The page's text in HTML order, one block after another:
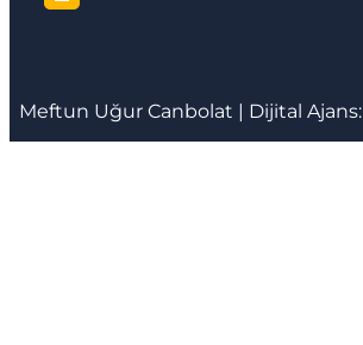
Meftun Uğur Canbolat | Dijital Ajans: